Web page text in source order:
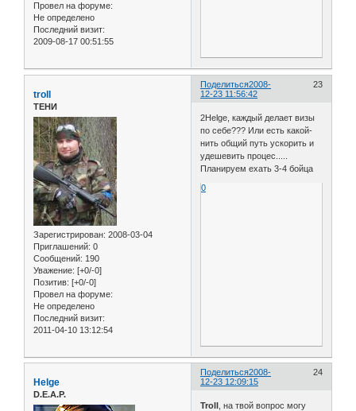
Провел на форуме:
Не определено
Последний визит:
2009-08-17 00:51:55
Поделиться 23
2008-
12-23 11:56:42
troll
ТЕНИ
Зарегистрирован: 2008-03-04
Приглашений: 0
Сообщений: 190
Уважение: [+0/-0]
Позитив: [+0/-0]
Провел на форуме:
Не определено
Последний визит:
2011-04-10 13:12:54
2Helge, каждый делает визы
по себе??? Или есть какой-
нить общий путь ускорить и
удешевить процес.....
Планируем ехать 3-4 бойца
0
Поделиться 24
2008-
12-23 12:09:15
Helge
D.E.A.P.
Troll , на твой вопрос могу